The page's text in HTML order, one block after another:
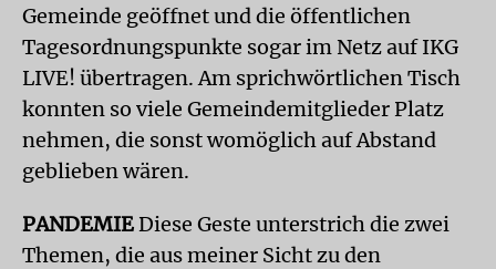
Gemeinde geöffnet und die öffentlichen
Tagesordnungspunkte sogar im Netz auf IKG
LIVE! übertragen. Am sprichwörtlichen Tisch
konnten so viele Gemeindemitglieder Platz
nehmen, die sonst womöglich auf Abstand
geblieben wären.
PANDEMIEDiese Geste unterstrich die zwei
Themen, die aus meiner Sicht zu den